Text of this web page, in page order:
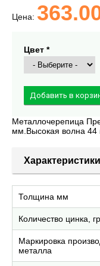
Цена:
Цвет *
Металлочерепица
мм.Высокая волна 44
Характеристики
Толщина мм
Количество цинка,
Маркировка
металла